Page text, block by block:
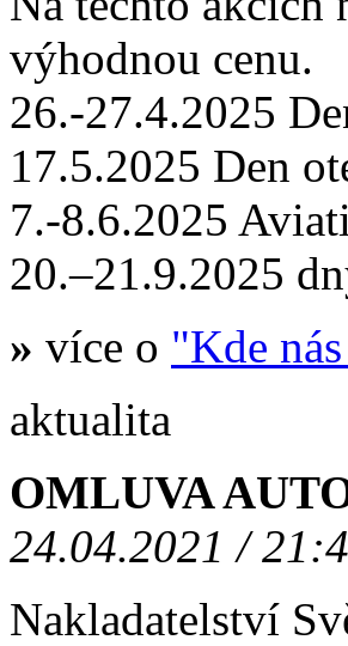
výhodnou cenu.
26.-27.4.2025
17.5.2025 Den
7.-8.6.2025
20.–21.9.2025
» více o "Kde
aktualita
OMLUVA
24.04.2021 /
Nakladatelství